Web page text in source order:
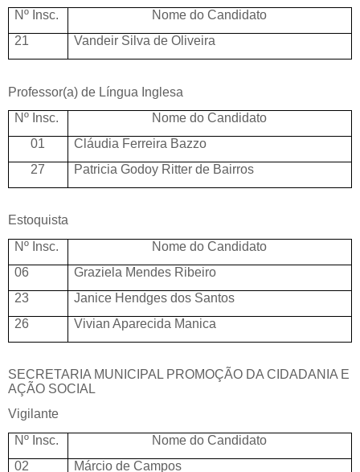
Nº Insc.
Nome do Candidato
21
Vandeir Silva de Oliveira
Professor(a) de Língua Inglesa
Nº Insc.
Nome do Candidato
01
Cláudia Ferreira Bazzo
27
Patricia Godoy Ritter de Bairros
Estoquista
Nº Insc.
Nome do Candidato
06
Graziela Mendes Ribeiro
23
Janice Hendges dos Santos
26
Vivian Aparecida Manica
SECRETARIA MUNICIPAL PROMOÇÃO DA CIDADANIA E
AÇÃO SOCIAL
Vigilante
Nº Insc.
Nome do Candidato
02
Márcio de Campos